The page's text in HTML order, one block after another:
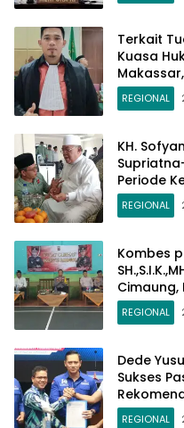
Terkait
Kuasa
REGIONAL
KH.
Periode
REGIONAL
Kombes
Cimaung,
Jelang
REGIONAL
Dede
Sukses
Bandung
REGIONAL